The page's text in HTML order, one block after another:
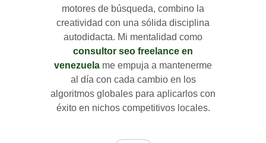
motores de búsqueda, combino la
creatividad con una sólida disciplina
autodidacta. Mi mentalidad como
consultor seo freelance en
venezuela me empuja a mantenerme
al día con cada cambio en los
algoritmos globales para aplicarlos con
éxito en nichos competitivos locales.